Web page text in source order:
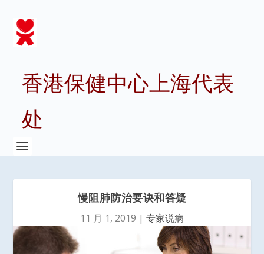
香港保健中心上海代表
处
慢阻肺防治要诀和答疑
11 月 1, 2019 | 专家说病